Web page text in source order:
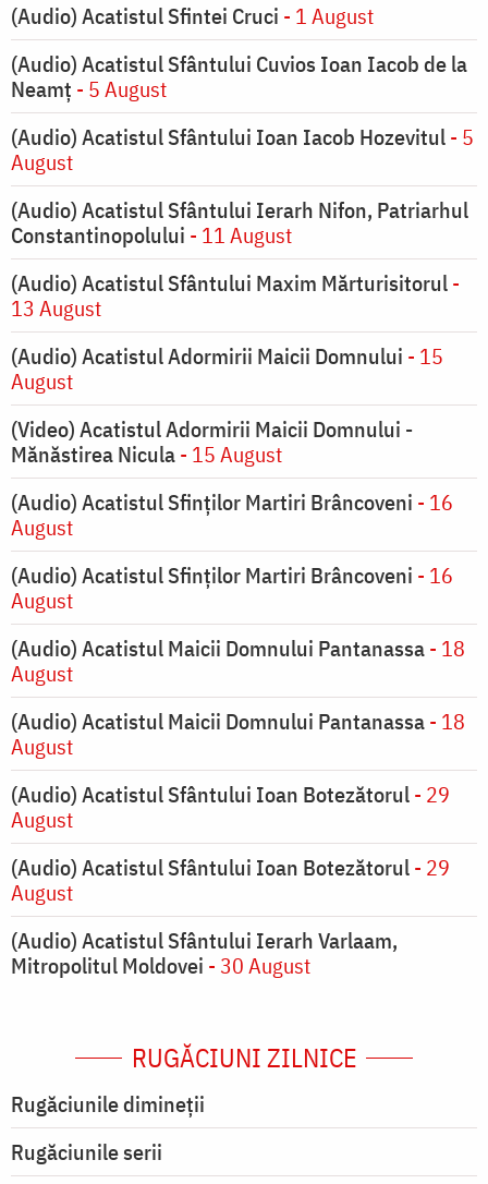
(Audio) Acatistul Sfintei Cruci - 1 August
(Audio) Acatistul Sfântului Cuvios Ioan Iacob de la
Neamț - 5 August
(Audio) Acatistul Sfântului Ioan Iacob Hozevitul- 5
August
(Audio) Acatistul Sfântului Ierarh Nifon, Patriarhul
Constantinopolului - 11 August
(Audio) Acatistul Sfântului Maxim Mărturisitorul-
13 August
(Audio) Acatistul Adormirii Maicii Domnului - 15
August
(Video) Acatistul Adormirii Maicii Domnului -
Mănăstirea Nicula- 15 August
(Audio) Acatistul Sfinților Martiri Brâncoveni - 16
August
(Audio) Acatistul Sfinților Martiri Brâncoveni - 16
August
(Audio) Acatistul Maicii Domnului Pantanassa- 18
August
(Audio) Acatistul Maicii Domnului Pantanassa- 18
August
(Audio) Acatistul Sfântului Ioan Botezătorul- 29
August
(Audio) Acatistul Sfântului Ioan Botezătorul- 29
August
(Audio) Acatistul Sfântului Ierarh Varlaam,
Mitropolitul Moldovei - 30 August
RUGĂCIUNI ZILNICE
Rugăciunile dimineții
Rugăciunile serii